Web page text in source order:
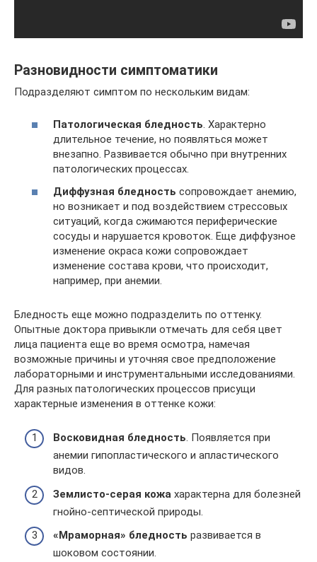
Разновидности симптоматики
Подразделяют симптом по нескольким видам:
Патологическая бледность. Характерно
длительное течение, но появляться может
внезапно. Развивается обычно при внутренних
патологических процессах.
Диффузная бледность сопровождает анемию,
но возникает и под воздействием стрессовых
ситуаций, когда сжимаются периферические
сосуды и нарушается кровоток. Еще диффузное
изменение окраса кожи сопровождает
изменение состава крови, что происходит,
например, при анемии.
Бледность еще можно подразделить по оттенку.
Опытные доктора привыкли отмечать для себя цвет
лица пациента еще во время осмотра, намечая
возможные причины и уточняя свое предположение
лабораторными и инструментальными исследованиями.
Для разных патологических процессов присущи
характерные изменения в оттенке кожи:
Восковидная бледность. Появляется при
анемии гипопластического и апластического
видов.
Землисто-серая кожа характерна для болезней
гнойно-септической природы.
«Мраморная» бледность развивается в
шоковом состоянии.